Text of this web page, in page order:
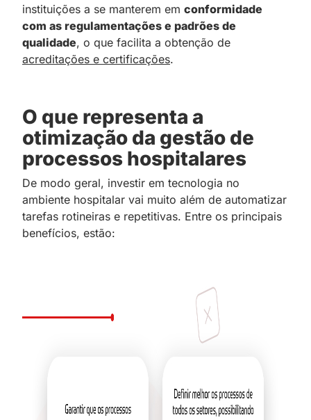
instituições a se manterem em conformidade
com as regulamentações e padrões de
qualidade, o que facilita a obtenção de
acreditações e certificações.
O que representa a
otimização da gestão de
processos hospitalares
De modo geral, investir em tecnologia no
ambiente hospitalar vai muito além de automatizar
tarefas rotineiras e repetitivas. Entre os principais
benefícios, estão: